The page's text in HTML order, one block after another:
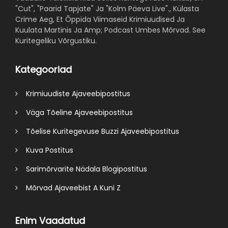
"Cut", "Paarid Tapjate" Ja "Kolm Päeva Live"., Külasta
Crime Aeg, Et Õppida Viimaseid Krimiuudised Ja
Kuulata Martinis Ja Amp; Podcast Umbes Mõrvad. See
Kuritegeliku Võrgustiku.
Kategooriad
Krimiuudiste Ajaveebipostitus
Väga Tõeline Ajaveebipostitus
Tõelise Kuritegevuse Buzzi Ajaveebipostitus
Kuva Postitus
Sarimõrvarite Nädala Blogipostitus
Mõrvad Ajaveebist A Kuni Z
Enim Vaadatud